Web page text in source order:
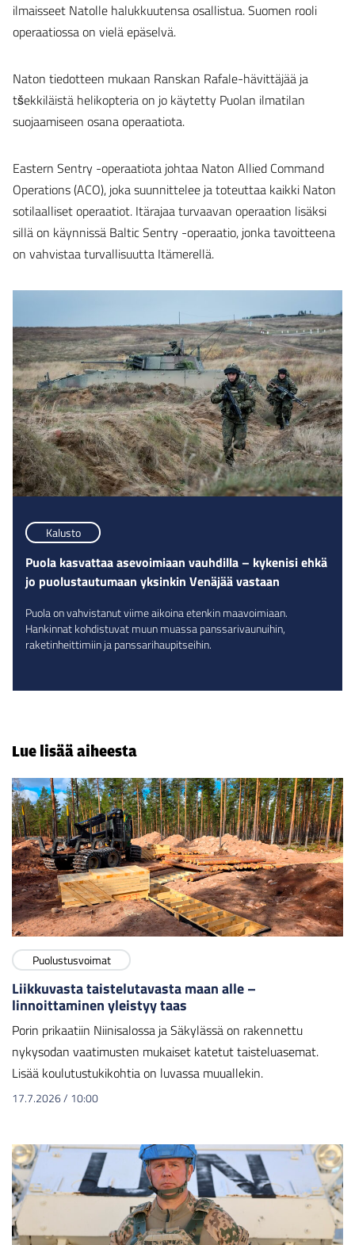
ilmaisseet Natolle halukkuutensa osallistua. Suomen rooli
operaatiossa on vielä epäselvä.
Naton tiedotteen mukaan Ranskan Rafale-hävittäjää ja
tšekkiläistä helikopteria on jo käytetty Puolan ilmatilan
suojaamiseen osana operaatiota.
Eastern Sentry -operaatiota johtaa Naton Allied Command
Operations (ACO), joka suunnittelee ja toteuttaa kaikki Naton
sotilaalliset operaatiot. Itärajaa turvaavan operaation lisäksi
sillä on käynnissä Baltic Sentry -operaatio, jonka tavoitteena
on vahvistaa turvallisuutta Itämerellä.
Kalusto
Puola kasvattaa asevoimiaan vauhdilla – kykenisi ehkä
jo puolustautumaan yksinkin Venäjää vastaan
Puola on vahvistanut viime aikoina etenkin maavoimiaan.
Hankinnat kohdistuvat muun muassa panssarivaunuihin,
raketinheittimiin ja panssarihaupitseihin.
Lue lisää aiheesta
Puolustusvoimat
Liikkuvasta taistelutavasta maan alle –
linnoittaminen yleistyy taas
Porin prikaatiin Niinisalossa ja Säkylässä on rakennettu
nykysodan vaatimusten mukaiset katetut taisteluasemat.
Lisää koulutustukikohtia on luvassa muuallekin.
17.7.2026/ 10:00